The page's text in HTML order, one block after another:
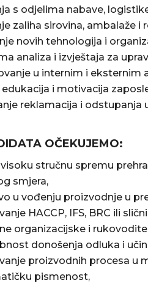
s odjelima nabave,
zaliha sirovina, ambalaže i
novih tehnologija i
analiza i izvještaja za
u internim i
edukacija i motivacija
reklamacija i odstupanja
OČEKUJEMO:
visoku stručnu spremu
smjera,
u vođenju proizvodnje u
HACCP, IFS, BRC ili
organizacijske i
donošenja odluka i
proizvodnih procesa u
pismenost,